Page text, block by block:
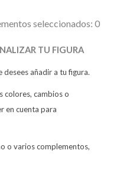
seleccionados: 0
TU FIGURA
añadir a tu figura.
colores, cambios o
en cuenta para
o varios complementos,